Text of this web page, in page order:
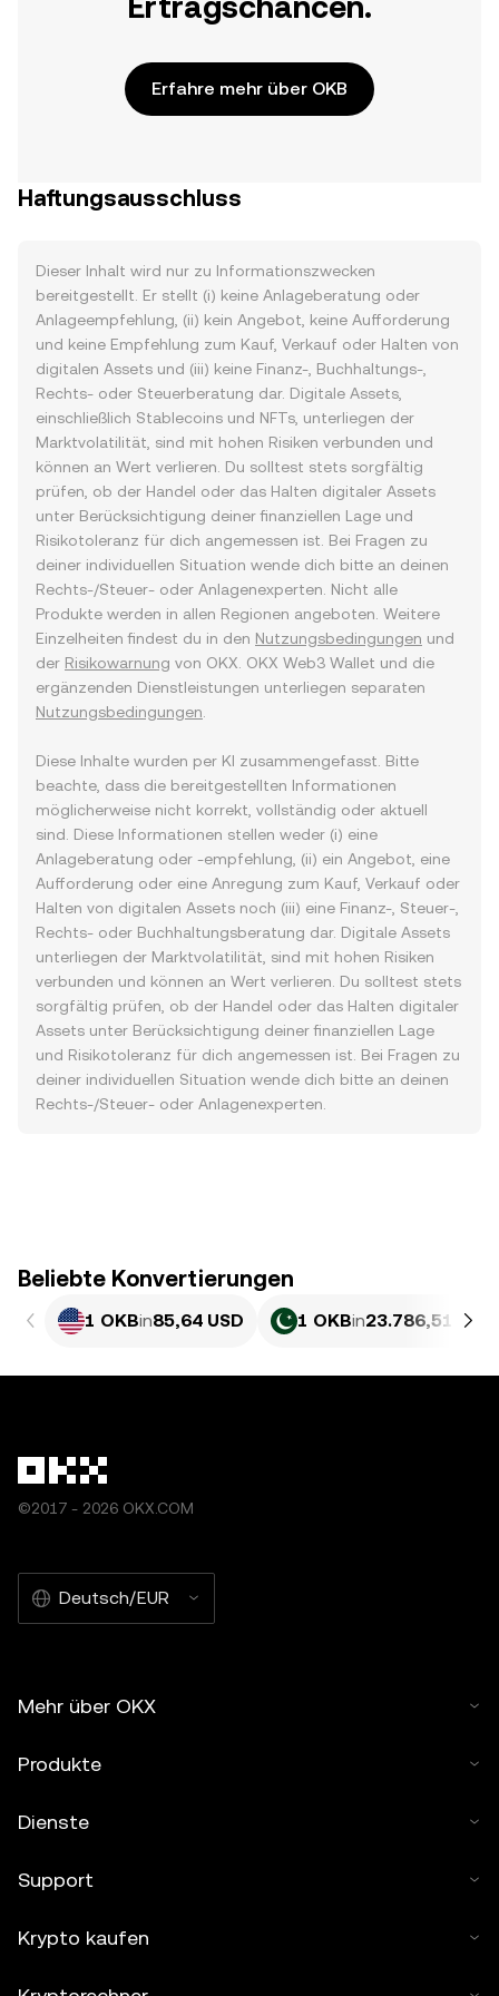
Erfahre mehr über OKB
Haftungsausschluss
Dieser Inhalt wird nur zu Informationszwecken
bereitgestellt. Er stellt (i) keine Anlageberatung oder
Anlageempfehlung, (ii) kein Angebot, keine Aufforderung
und keine Empfehlung zum Kauf, Verkauf oder Halten von
digitalen Assets und (iii) keine Finanz-, Buchhaltungs-,
Rechts- oder Steuerberatung dar. Digitale Assets,
einschließlich Stablecoins und NFTs, unterliegen der
Marktvolatilität, sind mit hohen Risiken verbunden und
können an Wert verlieren. Du solltest stets sorgfältig
prüfen, ob der Handel oder das Halten digitaler Assets
unter Berücksichtigung deiner finanziellen Lage und
Risikotoleranz für dich angemessen ist. Bei Fragen zu
deiner individuellen Situation wende dich bitte an deinen
Rechts-/Steuer- oder Anlagenexperten. Nicht alle
Produkte werden in allen Regionen angeboten. Weitere
Einzelheiten findest du in den Nutzungsbedingungen und
der Risikowarnung von OKX. OKX Web3 Wallet und die
ergänzenden Dienstleistungen unterliegen separaten
Nutzungsbedingungen
Diese Inhalte wurden per KI zusammengefasst. Bitte
beachte, dass die bereitgestellten Informationen
möglicherweise nicht korrekt, vollständig oder aktuell
sind. Diese Informationen stellen weder (i) eine
Anlageberatung oder -empfehlung, (ii) ein Angebot, eine
Aufforderung oder eine Anregung zum Kauf, Verkauf oder
Halten von digitalen Assets noch (iii) eine Finanz-, Steuer-,
Rechts- oder Buchhaltungsberatung dar. Digitale Assets
unterliegen der Marktvolatilität, sind mit hohen Risiken
verbunden und können an Wert verlieren. Du solltest stets
sorgfältig prüfen, ob der Handel oder das Halten digitaler
Assets unter Berücksichtigung deiner finanziellen Lage
und Risikotoleranz für dich angemessen ist. Bei Fragen zu
deiner individuellen Situation wende dich bitte an deinen
Rechts-/Steuer- oder Anlagenexperten.
Beliebte Konvertierungen
1 OKBin85,64 USD 1 OKBin23.786,51 PKR
©2017 - 2026 OKX.COM
Deutsch/EUR
Mehr über OKX
Produkte
Dienste
Support
Krypto kaufen